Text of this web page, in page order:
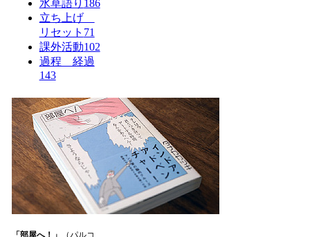
水草語り 186
立ち上げ
リセット 71
課外活動102
過程 経過
143
「部屋へ！」 （パルコ